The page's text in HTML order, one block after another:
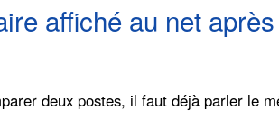
affiché au net
deux postes, il faut déjà parler le